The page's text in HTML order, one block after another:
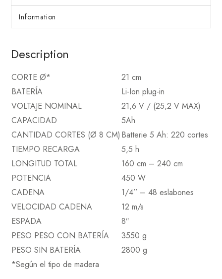
Information
Description
CORTE Ø*
21 cm
BATERÍA
Li-Ion plug-in
VOLTAJE NOMINAL
21,6 V / (25,2 V MAX)
CAPACIDAD
5Ah
CANTIDAD CORTES (Ø 8 CM) Batterie 5 Ah: 220 cortes
TIEMPO RECARGA
5,5 h
LONGITUD TOTAL
160 cm – 240 cm
POTENCIA
450 W
CADENA
1/4’’ – 48 eslabones
VELOCIDAD CADENA
12 m/s
ESPADA
8″
PESO PESO CON BATERÍA
3550 g
PESO SIN BATERÍA
2800 g
*Según el tipo de madera